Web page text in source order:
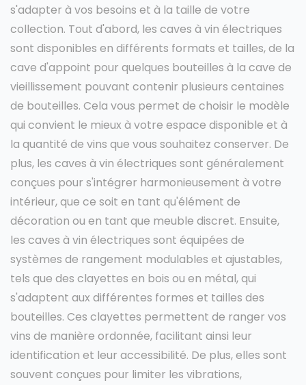
s'adapter à vos besoins et à la taille de votre
collection. Tout d'abord, les caves à vin électriques
sont disponibles en différents formats et tailles, de la
cave d'appoint pour quelques bouteilles à la cave de
vieillissement pouvant contenir plusieurs centaines
de bouteilles. Cela vous permet de choisir le modèle
qui convient le mieux à votre espace disponible et à
la quantité de vins que vous souhaitez conserver. De
plus, les caves à vin électriques sont généralement
conçues pour s'intégrer harmonieusement à votre
intérieur, que ce soit en tant qu'élément de
décoration ou en tant que meuble discret. Ensuite,
les caves à vin électriques sont équipées de
systèmes de rangement modulables et ajustables,
tels que des clayettes en bois ou en métal, qui
s'adaptent aux différentes formes et tailles des
bouteilles. Ces clayettes permettent de ranger vos
vins de manière ordonnée, facilitant ainsi leur
identification et leur accessibilité. De plus, elles sont
souvent conçues pour limiter les vibrations,